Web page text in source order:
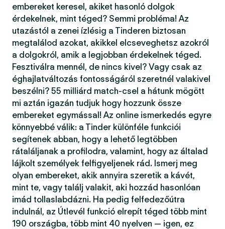
embereket keresel, akiket hasonló dolgok
érdekelnek, mint téged? Semmi probléma! Az
utazástól a zenei ízlésig a Tinderen biztosan
megtalálod azokat, akikkel elcseveghetsz azokról
a dolgokról, amik a legjobban érdekelnek téged.
Fesztiválra mennél, de nincs kivel? Vagy csak az
éghajlatváltozás fontosságáról szeretnél valakivel
beszélni? 55 milliárd match-csel a hátunk mögött
mi aztán igazán tudjuk hogy hozzunk össze
embereket egymással! Az online ismerkedés egyre
könnyebbé válik: a Tinder különféle funkciói
segítenek abban, hogy a lehető legtöbben
rátaláljanak a profilodra, valamint, hogy az általad
lájkolt személyek felfigyeljenek rád. Ismerj meg
olyan embereket, akik annyira szeretik a kávét,
mint te, vagy találj valakit, aki hozzád hasonlóan
imád tollaslabdázni. Ha pedig felfedezőútra
indulnál, az Útlevél funkció elrepít téged több mint
190 országba, több mint 40 nyelven — igen, ez